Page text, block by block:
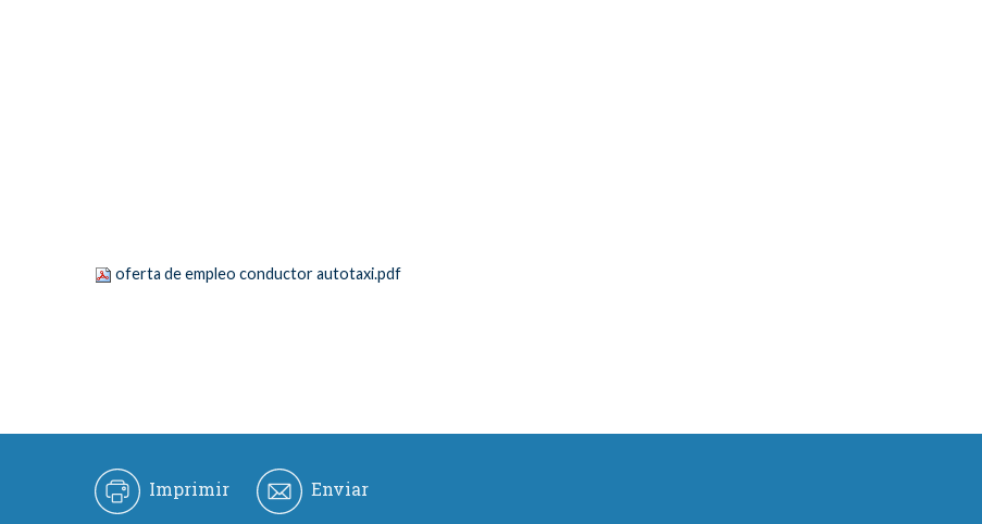
oferta de empleo conductor autotaxi.pdf
Imprimir Enviar